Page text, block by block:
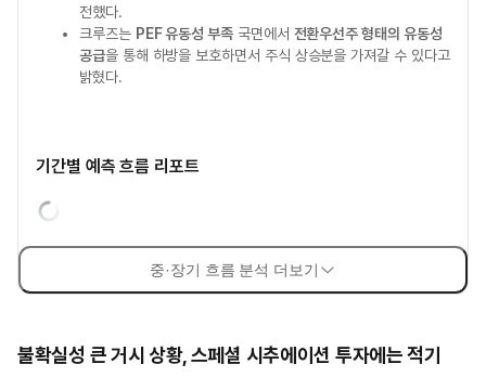
전했다.
크루즈는 PEF 유동성 부족국면에서 전환우선주 형태의 유동성
공급을 통해 하방을 보호하면서 주식 상승분을 가져갈 수 있다고
밝혔다.
기간별 예측 흐름 리포트
중·장기 흐름 분석 더보기
불확실성 큰 거시 상황, 스페셜 시추에이션 투자에는 적기